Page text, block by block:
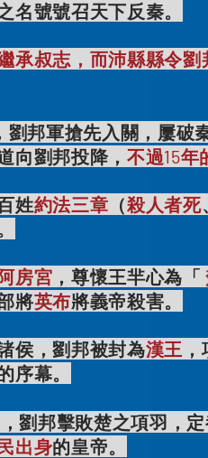
名號號召天下反秦。
承叔志，而沛縣縣令
劉邦軍搶先入關 ，屢破
向劉邦投降， 不過15年
姓約法三章 （殺人者死
房宮 ，尊懷王羋心為「
將英布將義帝殺害。
侯，劉邦被封為漢王
序幕。
劉邦擊敗楚之項羽，
出身的皇帝。